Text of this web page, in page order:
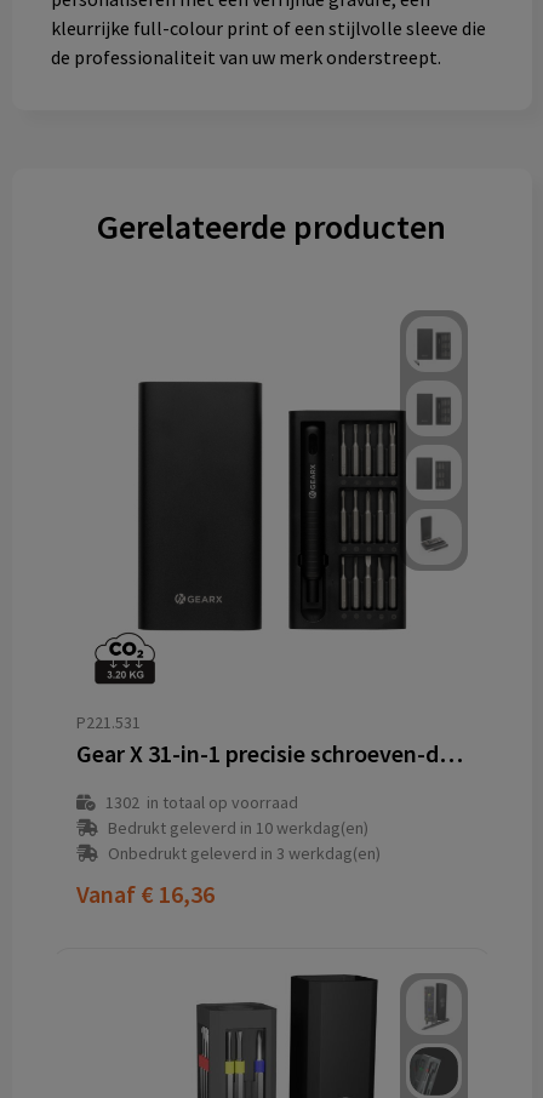
kleurrijke full-colour print of een stijlvolle sleeve die
de professionaliteit van uw merk onderstreept. ​
Gerelateerde producten
P221.531
Gear X 31-in-1 precisie schroeven-draaierset
1302in totaal op voorraad
Bedrukt geleverd in 10 werkdag(en)
Onbedrukt geleverd in 3 werkdag(en)
Vanaf € 16,36